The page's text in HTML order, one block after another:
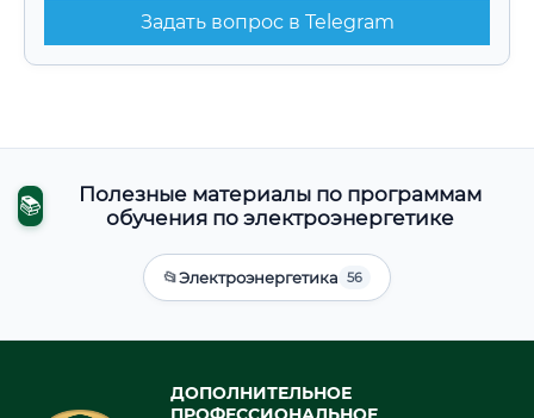
Задать вопрос в Telegram
📚
Полезные материалы по программам
обучения по электроэнергетике
📂Электроэнергетика 56
ДОПОЛНИТЕЛЬНОЕ